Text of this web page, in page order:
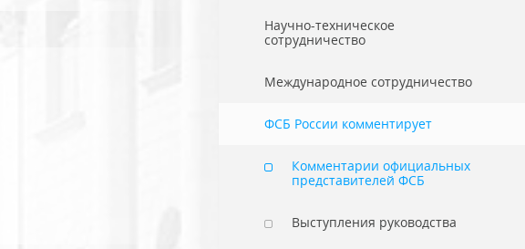
Научно-техническое
сотрудничество
Международное сотрудничество
ФСБ России комментирует
Комментарии официальных
представителей ФСБ
Выступления руководства